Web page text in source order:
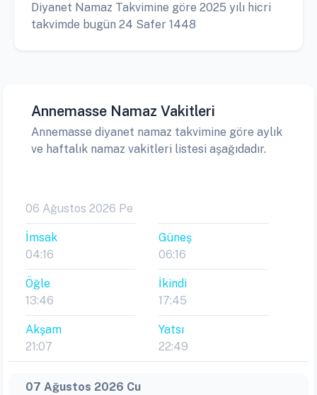
Diyanet Namaz Takvimine göre 2025 yılı hicri
takvimde bugün 24 Safer 1448
Annemasse Namaz Vakitleri
Annemasse diyanet namaz takvimine göre aylık
ve haftalık namaz vakitleri listesi aşağıdadır.
06 Ağustos 2026 Pe
İmsak
04:16
Güneş
06:16
Öğle
13:46
İkindi
17:45
Akşam
21:07
Yatsı
22:49
07 Ağustos 2026 Cu